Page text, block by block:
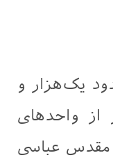
یک‌هزار و
از واحدهای
مقدس عباسی